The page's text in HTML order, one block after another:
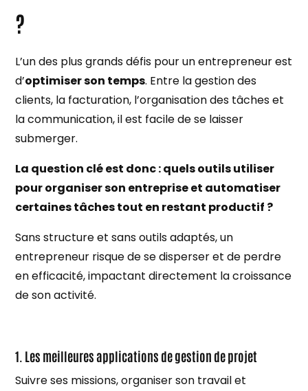
?
L’un des plus grands défis pour un entrepreneur est
d’optimiser son temps. Entre la gestion des
clients, la facturation, l’organisation des tâches et
la communication, il est facile de se laisser
submerger.
La question clé est donc : quels outils utiliser
pour organiser son entreprise et automatiser
certaines tâches tout en restant productif ?
Sans structure et sans outils adaptés, un
entrepreneur risque de se disperser et de perdre
en efficacité, impactant directement la croissance
de son activité.
1. Les meilleures applications de gestion de projet
Suivre ses missions, organiser son travail et